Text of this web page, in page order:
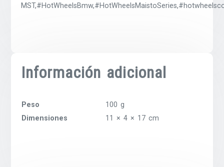
Información adicional
Peso
100 g
Dimensiones
11 × 4 × 17 cm